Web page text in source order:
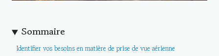
Sommaire
Identifier vos besoins en matière de prise de vue aérienne